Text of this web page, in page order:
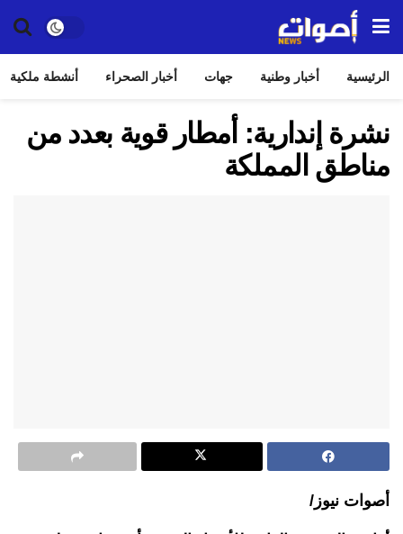
الرئيسية أخبار وطنية جهات أخبار الصحراء أنشطة ملكية
نشرة إندارية: أمطار قوية بعدد من
مناطق المملكة
أصوات نيوز/